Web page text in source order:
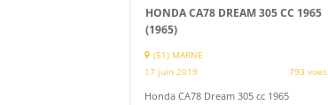
HONDA CA78 DREAM 305 CC 1965
(1965)
(51) MARNE
17 juin 2019
793 vues
Honda CA78 Dream 305 cc 1965